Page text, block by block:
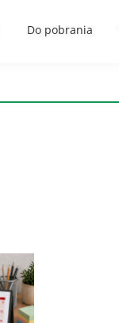
Do pobrania